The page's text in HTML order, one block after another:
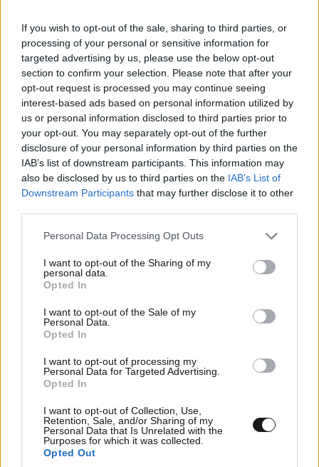
If you wish to opt-out of the sale, sharing to third parties, or
processing of your personal or sensitive information for
targeted advertising by us, please use the below opt-out
section to confirm your selection. Please note that after your
opt-out request is processed you may continue seeing
interest-based ads based on personal information utilized by
us or personal information disclosed to third parties prior to
your opt-out. You may separately opt-out of the further
disclosure of your personal information by third parties on the
IAB’s list of downstream participants. This information may
also be disclosed by us to third parties on the IAB’s List of
Downstream Participants that may further disclose it to other
Please note that this website/app uses one or more Google
not limited to your visit or usage behaviour. You may click to
grant or deny consent to Google and its third-party tags to
use your data for below specified purposes in below Google
consent section.
Personal Data Processing Opt Outs
I want to opt-out of the Sharing of my
personal data.
Opted In
I want to opt-out of the Sale of my
Personal Data.
Opted In
I want to opt-out of processing my
Personal Data for Targeted Advertising.
Opted In
I want to opt-out of Collection, Use,
Retention, Sale, and/or Sharing of my
Personal Data that Is Unrelated with the
Purposes for which it was collected.
Opted Out
τελείωσε η Γερμανική κατοχή στην Ελλάδα. Ο
Θανάσης Κλάρας (όπως ήταν το πραγματικό του
όνομα) είχε προβλέψει τον επερχόμενο εμφύλιο
δεδομένου πως δεν διαχώριζε την κατοχή από τους
ναζί με την παρεμβατικότητα των συμμάχων στα
εσωτερικά της χώρας (κάτι που άλλωστε ήταν και το
σημείο τριβής με το ΚΚΕ) και όταν τον ρώτησαν οι
αντάρτες για το τι θα γίνει στη συνέχεια, εκείνος
απάντησε: «Καλή αντάμωση στα γουναράδικα».
Έκφραση που έμελλε να εκπληρωθεί σαν προφητεία
λίγο καιρό αργότερα…Δείτε όλα τα θέματα του
Weekend